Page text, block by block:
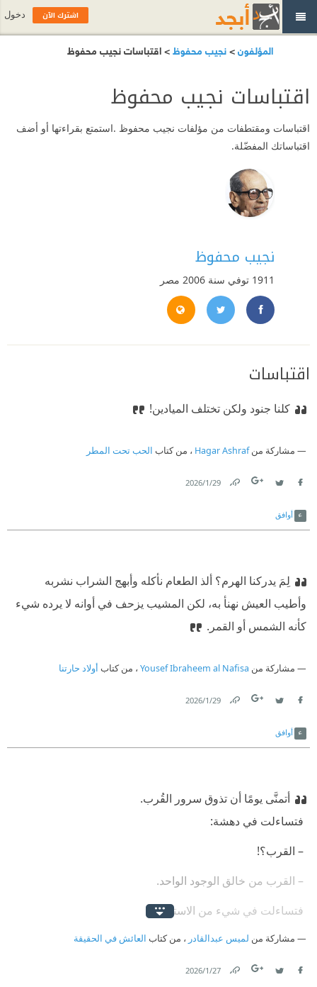
المؤلفون>نجيب محفوظ> اقتباسات نجيب محفوظ
اقتباسات نجيب محفوظ
اقتباسات ومقتطفات من مؤلفات نجيب محفوظ .استمتع بقراءتها أو أضف
اقتباساتك المفضّلة.
نجيب محفوظ
1911 توفي سنة 2006 مصر
https://www.facebook.com/Najuib.Mahfouz
https://twitter.com/#!/Najuib_Mahfouz
اقتباسات
كلنا جنود ولكن تختلف الميادين!
مشاركة منHagar Ashraf ، من كتاب الحب تحت المطر
29‏/1‏/2026
أوافق
لِمَ يدركنا الهرم؟ ألذ الطعام نأكله وأبهج الشراب نشربه
وأطيب العيش نهنأ به، لكن المشيب يزحف في أوانه لا يرده شيء
كأنه الشمس أو القمر.
مشاركة من Yousef Ibraheem al Nafisa ، من كتاب أولاد حارتنا
29‏/1‏/2026
أوافق
أتمنَّى يومًا أن تذوق سرور القُرب.
‫ فتساءلت في دهشة:
‫ – القرب؟!
‫ – القرب من خالق الوجود الواحد.
‫ فتساءلت في شيء من الاستهانة:
‫ – ولِمَ يكون واحدًا؟
‫ فقال بهدوء:
مشاركة من لميس عبدالقادر ، من كتاب العائش في الحقيقة
27‏/1‏/2026
اشترك الآن دخول